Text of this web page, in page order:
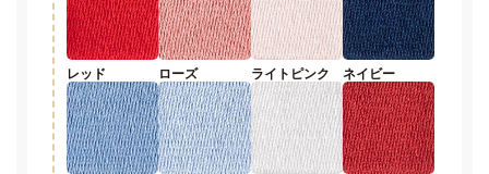
レッド ローズ ライトピンク ネイビー